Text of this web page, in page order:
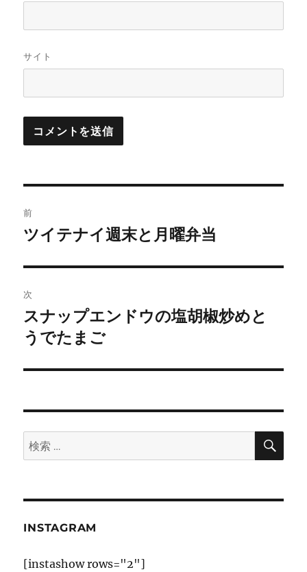
サイト
稿
ビ
ゲ
ー
シ
ン
前
前
投
稿:
ツイテナイ週末と月曜弁当
次
次
の
稿:
スナップエンドウの塩胡椒炒めと
うでたまご
検
索:
検
INSTAGRAM
[instashow rows="2"]